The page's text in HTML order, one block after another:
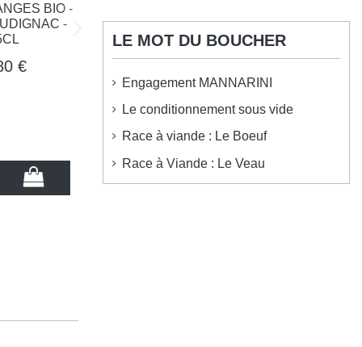
BIO -
-
LE MOT DU BOUCHER
Engagement MANNARINI
Le conditionnement sous vide
Race à viande : Le Boeuf
Race à Viande : Le Veau